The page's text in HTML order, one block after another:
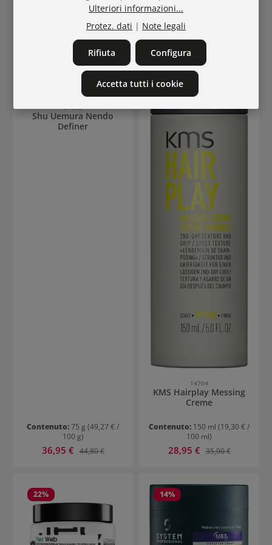
31002
Shu Uemura Nendo
Definer
Contenuto:75 g (49,27 € /
100 g)
Prezzo di vendita:
36,95 € Prezzo normale:
44,80 €
19%
14704
KMS Hairplay Messing
Creme
Contenuto: 150 ml (19,30 € /
100 ml)
Prezzo di vendita:
28,95 € Prezzo normale:
35,90 €
22% 14%
Ulteriori informazioni...
Protez. dati | Note legali
Rifiuta Configura
Accetta tutti i cookie